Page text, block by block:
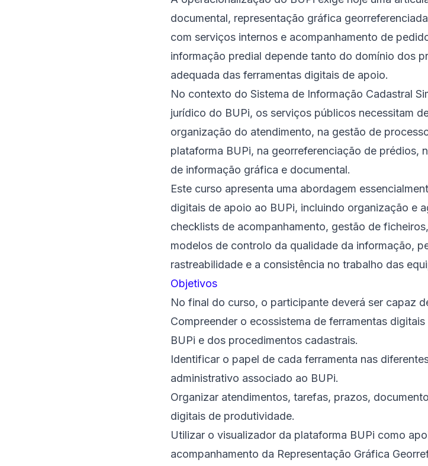
documental, representação gráfica
com serviços internos e acompanhamento de
informação predial depende tanto do domínio dos
adequada das ferramentas digitais de apoio.
No contexto do Sistema de Informação Cadastral
jurídico do BUPi, os serviços públicos necessitam
organização do atendimento, na gestão de
plataforma BUPi, na georreferenciação de prédios,
de informação gráfica e documental.
Este curso apresenta uma abordagem
digitais de apoio ao BUPi, incluindo organização e
checklists de acompanhamento, gestão de
modelos de controlo da qualidade da informação,
rastreabilidade e a consistência no trabalho das
Objetivos
No final do curso, o participante deverá ser capaz
Compreender o ecossistema de ferramentas
BUPi e dos procedimentos cadastrais.
Identificar o papel de cada ferramenta nas
administrativo associado ao BUPi.
Organizar atendimentos, tarefas, prazos,
digitais de produtividade.
Utilizar o visualizador da plataforma BUPi como
acompanhamento da Representação Gráfica